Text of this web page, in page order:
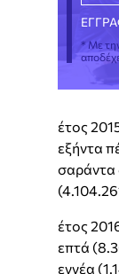
* Με
έτος
εξήντα
σαράντα
έτος
επτά
εννέα